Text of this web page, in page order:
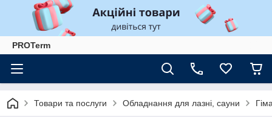
PROTerm
Товари та послуги Обладнання для лазні, сауни